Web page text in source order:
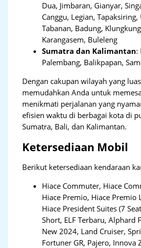
Dua, Jimbaran, Gianyar,
Canggu, Legian,
Tabanan, Badung,
Karangasem, Buleleng
Sumatra dan Kalimantan:
Palembang, Balikpapan,
Dengan cakupan wilayah yang
memudahkan Anda untuk
menikmati perjalanan yang
efisien waktu di berbagai kota di
Sumatra, Bali, dan Kalimantan.
Ketersediaan Mobil
Berikut ketersediaan kendaraan
Hiace Commuter, Hiace
Hiace Premio, Hiace Premio
Hiace President Suites (7
Short, ELF Terbaru, Alphard
New 2024, Land Cruiser,
Fortuner GR, Pajero, Innova